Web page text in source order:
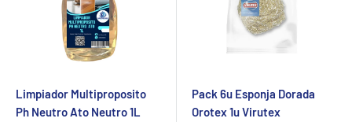
Limpiador Multiproposito
Ph Neutro Ato Neutro 1L
Pack 6u Esponja Dorada
Orotex 1u Virutex